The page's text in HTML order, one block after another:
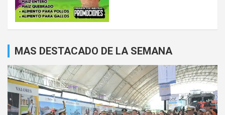
MAS DESTACADO DE LA SEMANA